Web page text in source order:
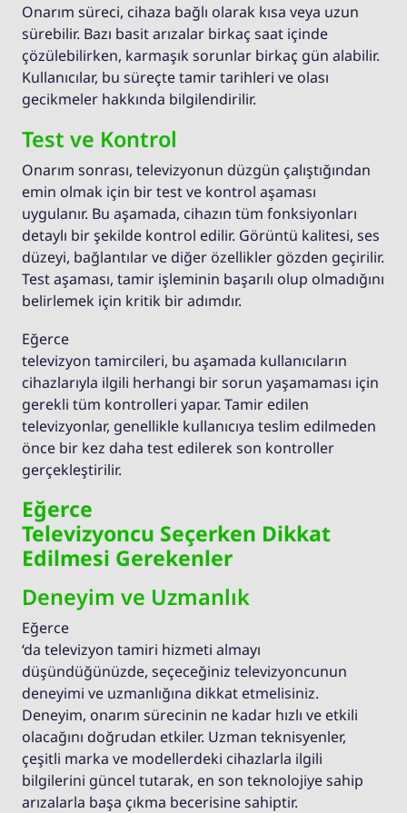
Onarım süreci, cihaza bağlı olarak kısa veya uzun
sürebilir. Bazı basit arızalar birkaç saat içinde
çözülebilirken, karmaşık sorunlar birkaç gün alabilir.
Kullanıcılar, bu süreçte tamir tarihleri ve olası
gecikmeler hakkında bilgilendirilir.
Test ve Kontrol
Onarım sonrası, televizyonun düzgün çalıştığından
emin olmak için bir test ve kontrol aşaması
uygulanır. Bu aşamada, cihazın tüm fonksiyonları
detaylı bir şekilde kontrol edilir. Görüntü kalitesi, ses
düzeyi, bağlantılar ve diğer özellikler gözden geçirilir.
Test aşaması, tamir işleminin başarılı olup olmadığını
belirlemek için kritik bir adımdır.
Eğerce
televizyon tamircileri, bu aşamada kullanıcıların
cihazlarıyla ilgili herhangi bir sorun yaşamaması için
gerekli tüm kontrolleri yapar. Tamir edilen
televizyonlar, genellikle kullanıcıya teslim edilmeden
önce bir kez daha test edilerek son kontroller
gerçekleştirilir.
Eğerce
Televizyoncu Seçerken Dikkat
Edilmesi Gerekenler
Deneyim ve Uzmanlık
Eğerce
‘da televizyon tamiri hizmeti almayı
düşündüğünüzde, seçeceğiniz televizyoncunun
deneyimi ve uzmanlığına dikkat etmelisiniz.
Deneyim, onarım sürecinin ne kadar hızlı ve etkili
olacağını doğrudan etkiler. Uzman teknisyenler,
çeşitli marka ve modellerdeki cihazlarla ilgili
bilgilerini güncel tutarak, en son teknolojiye sahip
arızalarla başa çıkma becerisine sahiptir.